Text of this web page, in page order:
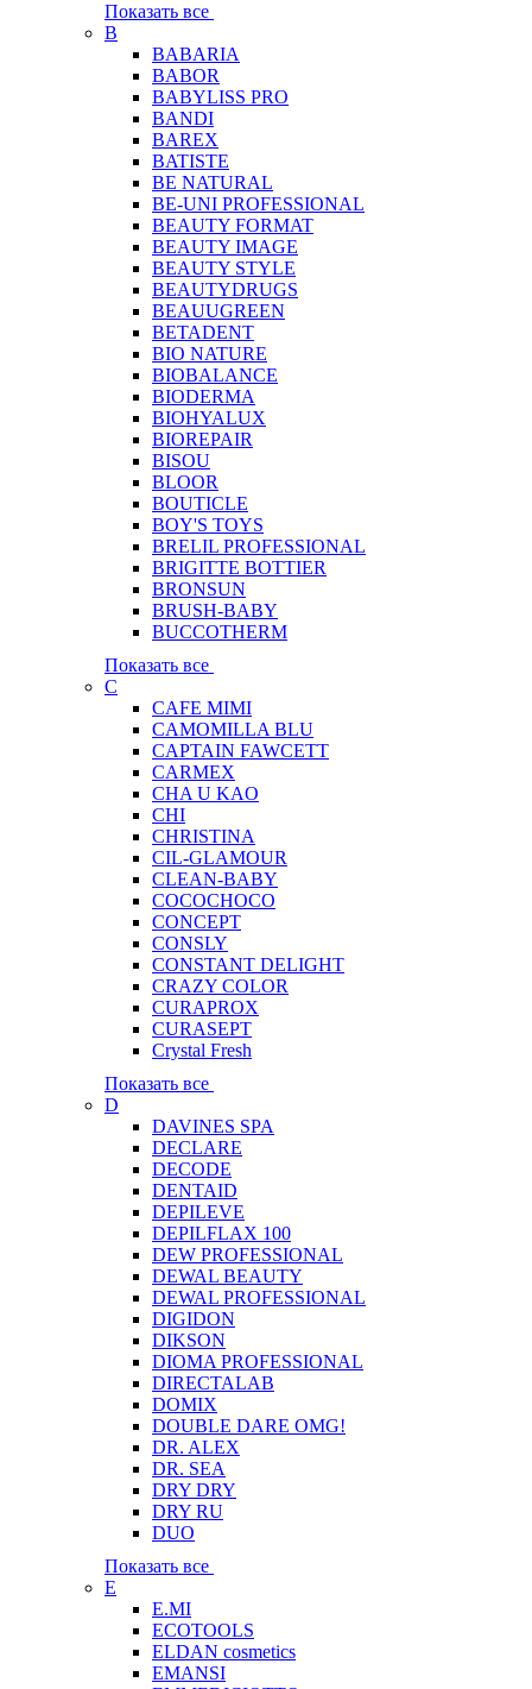
Показать все
B
BABARIA
BABOR
BABYLISS PRO
BANDI
BAREX
BATISTE
BE NATURAL
BE-UNI PROFESSIONAL
BEAUTY FORMAT
BEAUTY IMAGE
BEAUTY STYLE
BEAUTYDRUGS
BEAUUGREEN
BETADENT
BIO NATURE
BIOBALANCE
BIODERMA
BIOHYALUX
BIOREPAIR
BISOU
BLOOR
BOUTICLE
BOY'S TOYS
BRELIL PROFESSIONAL
BRIGITTE BOTTIER
BRONSUN
BRUSH-BABY
BUCCOTHERM
Показать все
C
CAFE MIMI
CAMOMILLA BLU
CAPTAIN FAWCETT
CARMEX
CHA U KAO
CHI
CHRISTINA
CIL-GLAMOUR
CLEAN-BABY
COCOCHOCO
CONCEPT
CONSLY
CONSTANT DELIGHT
CRAZY COLOR
CURAPROX
CURASEPT
Crystal Fresh
Показать все
D
DAVINES SPA
DECLARE
DECODE
DENTAID
DEPILEVE
DEPILFLAX 100
DEW PROFESSIONAL
DEWAL BEAUTY
DEWAL PROFESSIONAL
DIGIDON
DIKSON
DIOMA PROFESSIONAL
DIRECTALAB
DOMIX
DOUBLE DARE OMG!
DR. ALEX
DR. SEA
DRY DRY
DRY RU
DUO
Показать все
E
E.MI
ECOTOOLS
ELDAN cosmetics
EMANSI